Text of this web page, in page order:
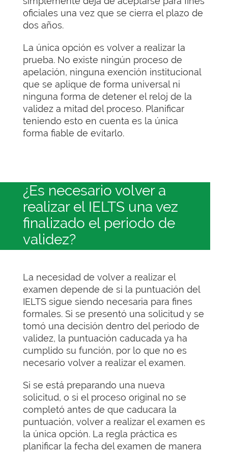
oficiales una vez que se cierra el plazo de
dos años.
La única opción es volver a realizar la
prueba. No existe ningún proceso de
apelación, ninguna exención institucional
que se aplique de forma universal ni
ninguna forma de detener el reloj de la
validez a mitad del proceso. Planificar
teniendo esto en cuenta es la única
forma fiable de evitarlo.
¿Es necesario volver a
realizar el IELTS una vez
finalizado el periodo de
validez?
La necesidad de volver a realizar el
examen depende de si la puntuación del
IELTS sigue siendo necesaria para fines
formales. Si se presentó una solicitud y se
tomó una decisión dentro del periodo de
validez, la puntuación caducada ya ha
cumplido su función, por lo que no es
necesario volver a realizar el examen.
Si se está preparando una nueva
solicitud, o si el proceso original no se
completó antes de que caducara la
puntuación, volver a realizar el examen es
la única opción. La regla práctica es
planificar la fecha del examen de manera